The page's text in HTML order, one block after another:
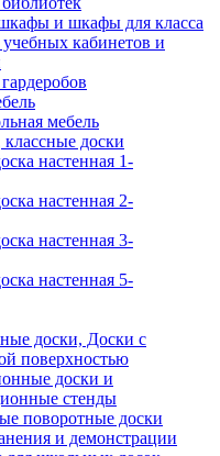
и шкафы для класса
кабинетов и
мебель
доски
настенная 1-
настенная 2-
настенная 3-
настенная 5-
доски, Доски с
поверхностью
доски и
стенды
поворотные доски
и демонстрации